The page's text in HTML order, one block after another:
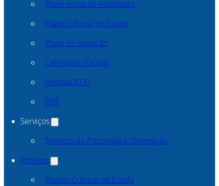
Plano Anual de Atividades
Plano Cultural de Escola
Plano de Inovação
Calendário Escolar
Pessoas2030
PRR
Serviços
Serviços de Psicologia e Orientação
Projetos
Projeto Cultural de Escola